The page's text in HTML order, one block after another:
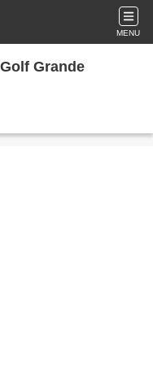
MENU
Grande